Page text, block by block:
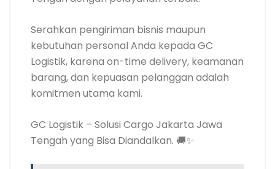
Serahkan pengiriman bisnis maupun
kebutuhan personal Anda kepada GC
Logistik, karena on-time delivery, keamanan
barang, dan kepuasan pelanggan adalah
komitmen utama kami.
GC Logistik – Solusi Cargo Jakarta Jawa
Tengah yang Bisa Diandalkan. 🚚✨